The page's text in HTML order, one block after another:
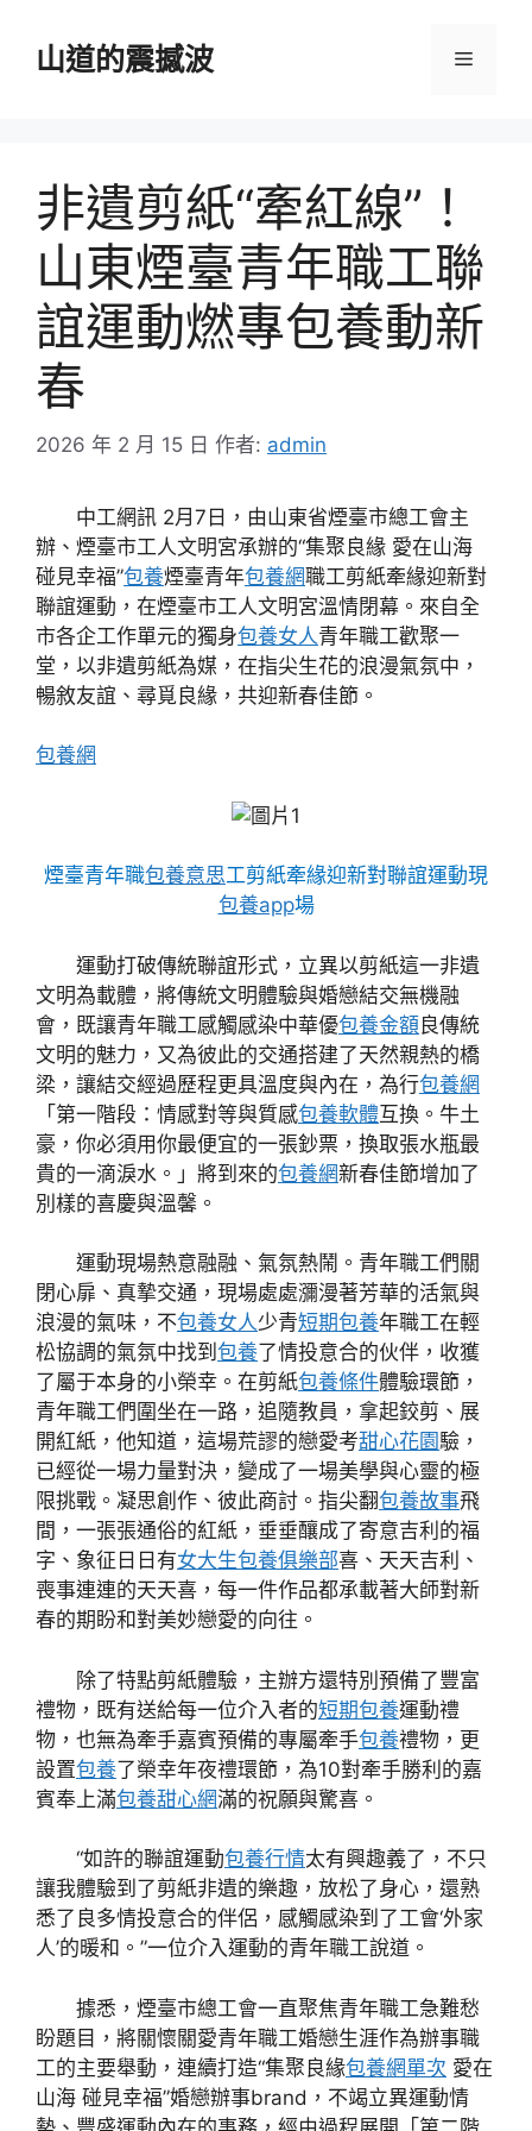
山道的震撼波 選
非遺剪紙“牽紅線”！
山東煙臺青年職工聯
誼運動燃專包養動新
春
2026 年 2 月 15 日 作者: admin
中工網訊 2月7日，由山東省煙臺市總工會主
辦、煙臺市工人文明宮承辦的“集聚良緣 愛在山海
碰見幸福”包養煙臺青年包養網職工剪紙牽緣迎新對
聯誼運動，在煙臺市工人文明宮溫情閉幕。來自全
市各企工作單元的獨身包養女人青年職工歡聚一
堂，以非遺剪紙為媒，在指尖生花的浪漫氣氛中，
暢敘友誼、尋覓良緣，共迎新春佳節。
包養網
煙臺青年職包養意思工剪紙牽緣迎新對聯誼運動現
包養app場
運動打破傳統聯誼形式，立異以剪紙這一非遺
文明為載體，將傳統文明體驗與婚戀結交無機融
會，既讓青年職工感觸感染中華優包養金額良傳統
文明的魅力，又為彼此的交通搭建了天然親熱的橋
梁，讓結交經過歷程更具溫度與內在，為行包養網
「第一階段：情感對等與質感包養軟體互換。牛土
豪，你必須用你最便宜的一張鈔票，換取張水瓶最
貴的一滴淚水。」將到來的包養網新春佳節增加了
別樣的喜慶與溫馨。
運動現場熱意融融、氣氛熱鬧。青年職工們關
閉心扉、真摯交通，現場處處瀰漫著芳華的活氣與
浪漫的氣味，不包養女人少青短期包養年職工在輕
松協調的氣氛中找到 包養了情投意合的伙伴，收獲
了屬于本身的小榮幸。在剪紙包養條件體驗環節，
青年職工們圍坐在一路，追隨教員，拿起鉸剪、展
開紅紙，他知道，這場荒謬的戀愛考甜心花園驗，
已經從一場力量對決，變成了一場美學與心靈的極
限挑戰。凝思創作、彼此商討。指尖翻包養故事飛
間，一張張通俗的紅紙，垂垂釀成了寄意吉利的福
字、象征日日有女大生包養俱樂部喜、天天吉利、
喪事連連的天天喜，每一件作品都承載著大師對新
春的期盼和對美妙戀愛的向往。
除了特點剪紙體驗，主辦方還特別預備了豐富
禮物，既有送給每一位介入者的短期包養運動禮
物，也無為牽手嘉賓預備的專屬牽手包養禮物，更
設置包養了榮幸年夜禮環節，為10對牽手勝利的嘉
賓奉上滿包養甜心網滿的祝願與驚喜。
“如許的聯誼運動包養行情太有興趣義了，不只
讓我體驗到了剪紙非遺的樂趣，放松了身心，還熟
悉了良多情投意合的伴侶，感觸感染到了工會‘外家
人’的暖和。”一位介入運動的青年職工說道。
據悉，煙臺市總工會一直聚焦青年職工急難愁
盼題目，將關懷關愛青年職工婚戀生涯作為辦事職
工的主要舉動，連續打造“集聚良緣包養網單次 愛在
山海 碰見幸福”婚戀辦事brand，不竭立異運動情